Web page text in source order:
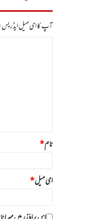
آپ کا ای میل ایڈریس
نام*
ای میل*